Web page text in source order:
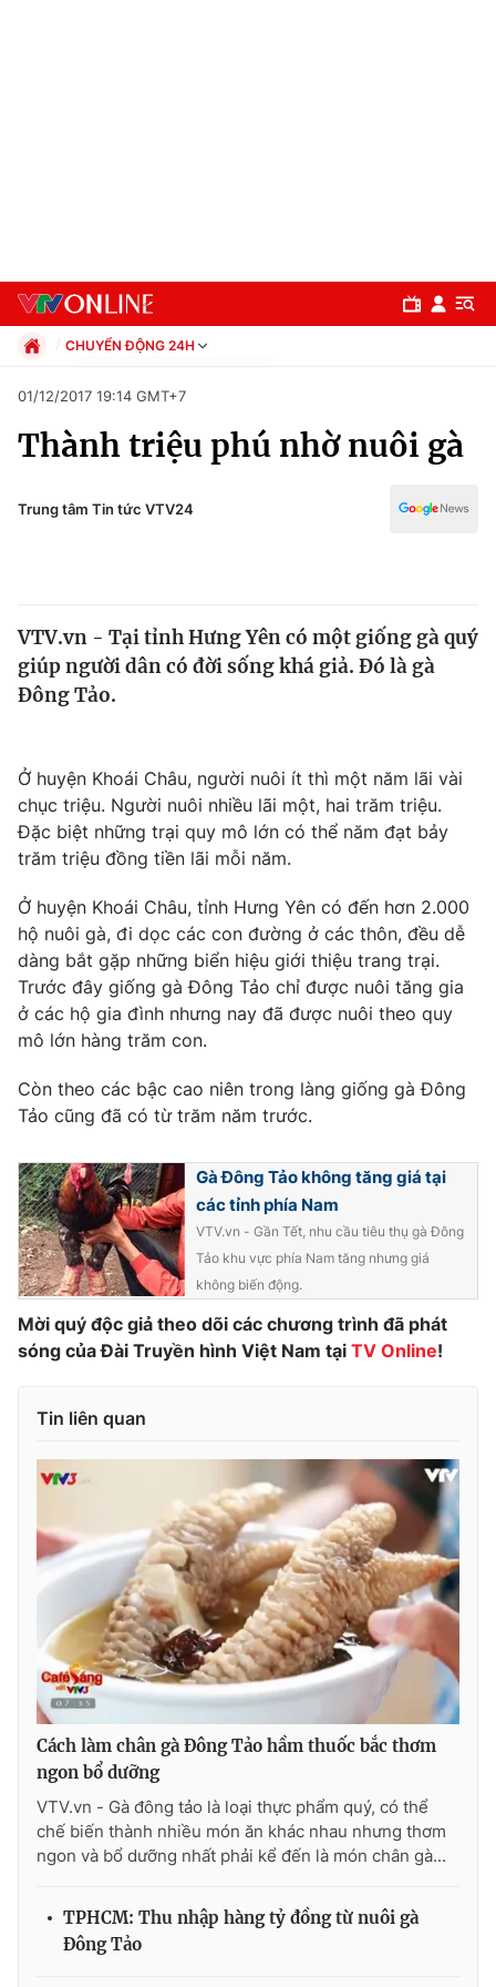
Chuyên mục
Chính trị
Pháp luật
Y tế
Tin tức
Thế giới đó đây
Câu chuyện quốc tế
Kinh tế
Tài chính
Thị trường
Góc doanh nghiệp
Truyền hình
Phim VTV
Hậu trường
Nhân vật
Khán giả
Giải sao mai
Giải trí
Âm nhạc
Đời sống
Du lịch
Làm đẹp
Chất lượng cuộc sống
Tuyển sinh
Học trực tuyến
Công nghệ
Hitech Công nghệ tương lai
Sản phẩm
Thị trường
Giao lưu trực tuyến
Lịch phát sóng
Chuyên mục khác
Emagazine Podcast
Photo Infographic
Video Shorts video
VTV Money VTV Thể thao
VTV Sức khoẻ Bất động sản
Thị trường 24h
VTV4 Vươn mình bằng AI
VTV9 VTV8
CHUYỂN ĐỘNG 24H
Xã hội
Pháp luật
Công nghệ
Giáo dục
01/12/2017 19:14 GMT+7
Thành triệu phú nhờ nuôi gà
Trung tâm Tin tức VTV24
VTV.vn - Tại tỉnh Hưng Yên có một giống gà quý
giúp người dân có đời sống khá giả. Đó là gà
Đông Tảo.
Ở huyện Khoái Châu, người nuôi ít thì một năm lãi vài
chục triệu. Người nuôi nhiều lãi một, hai trăm triệu.
Đặc biệt những trại quy mô lớn có thể năm đạt bảy
trăm triệu đồng tiền lãi mỗi năm.
Ở huyện Khoái Châu, tỉnh Hưng Yên có đến hơn 2.000
hộ nuôi gà, đi dọc các con đường ở các thôn, đều dễ
dàng bắt gặp những biển hiệu giới thiệu trang trại.
Trước đây giống gà Đông Tảo chỉ được nuôi tăng gia
ở các hộ gia đình nhưng nay đã được nuôi theo quy
mô lớn hàng trăm con.
Còn theo các bậc cao niên trong làng giống gà Đông
Tảo cũng đã có từ trăm năm trước.
Gà Đông Tảo không tăng giá tại
các tỉnh phía Nam
VTV.vn - Gần Tết, nhu cầu tiêu thụ gà Đông
Tảo khu vực phía Nam tăng nhưng giá
không biến động.
Mời quý độc giả theo dõi các chương trình đã phát
sóng của Đài Truyền hình Việt Nam tại TV Online!
Tin liên quan
Cách làm chân gà Đông Tảo hầm thuốc bắc thơm
ngon bổ dưỡng
VTV.vn - Gà đông tảo là loại thực phẩm quý, có thể
chế biến thành nhiều món ăn khác nhau nhưng thơm
ngon và bổ dưỡng nhất phải kể đến là món chân gà...
TPHCM: Thu nhập hàng tỷ đồng từ nuôi gà
Đông Tảo